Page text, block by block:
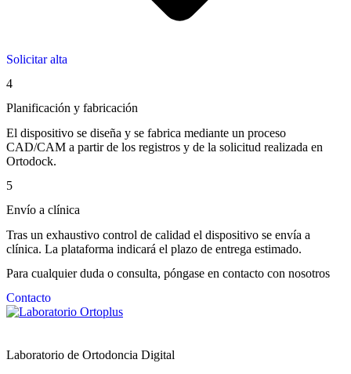
Solicitar alta
4
Planificación y fabricación
El dispositivo se diseña y se fabrica mediante un proceso
CAD/CAM a partir de los registros y de la solicitud realizada en
Ortodock.
5
Envío a clínica
Tras un exhaustivo control de calidad el dispositivo se envía a
clínica. La plataforma indicará el plazo de entrega estimado.
Para cualquier duda o consulta, póngase en contacto con nosotros​​​
Contacto
Laboratorio de Ortodoncia Digital